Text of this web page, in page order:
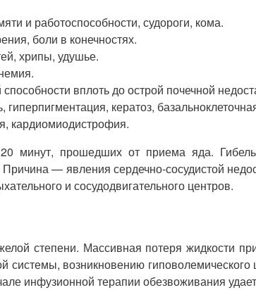
и работоспособности, судороги, кома.
боли в конечностях.
хрипы, удушье.
вплоть до острой почечной
кератоз,
кардиомиодистрофия.
минут, прошедших от приема яда.
Причина — явления сердечно-сосудистой
и сосудодвигательного центров.
степени. Массивная потеря жидкости
системы, возникновению
инфузионной терапии обезвоживания